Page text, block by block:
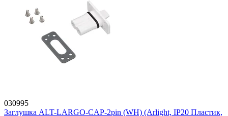
030995
Заглушка ALT-LARGO-CAP-2pin (WH) (Arlight, IP20 Пластик,